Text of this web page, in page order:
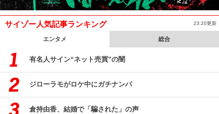
サイゾー人気記事ランキング 23:20更新
エンタメ 総合
有名人サイン“ネット売買”の闇
ジローラモがロケ中にガチナンパ
倉持由香、結婚で「騙された」の声